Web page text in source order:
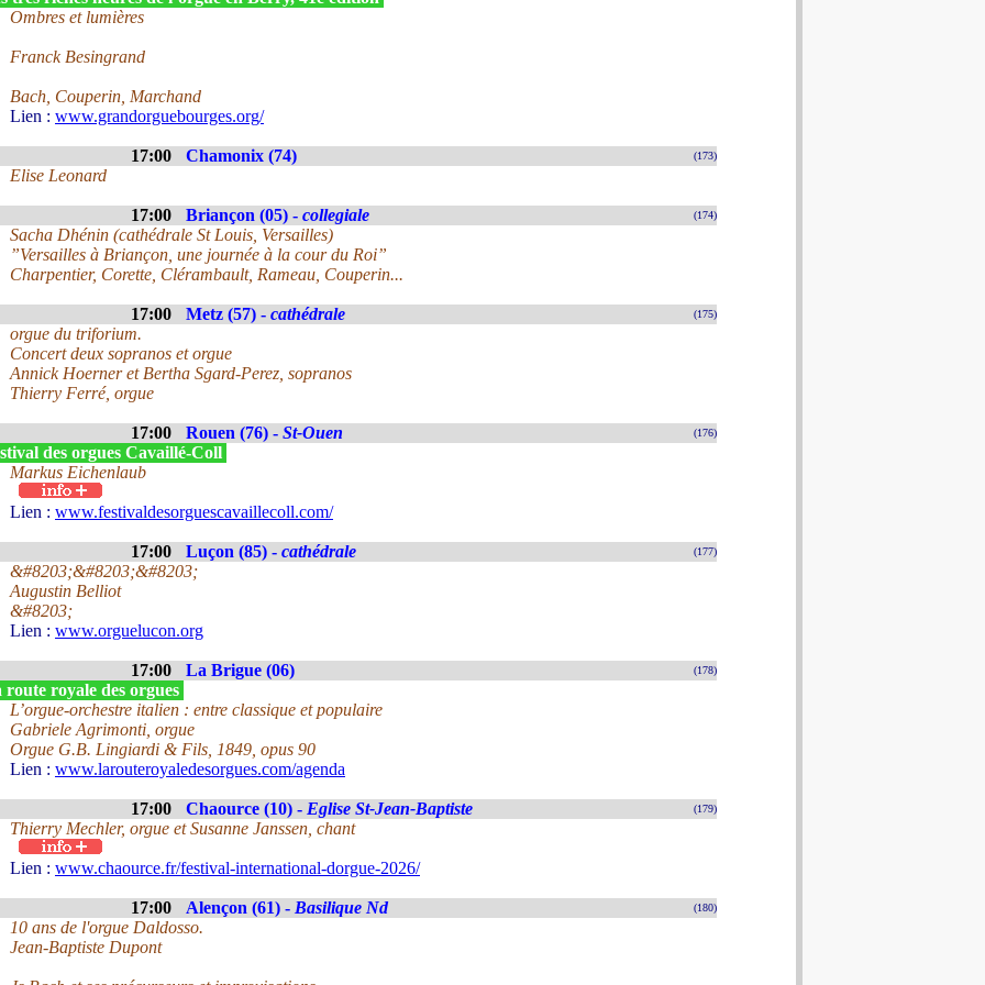
Ombres et lumières
Franck Besingrand
Bach, Couperin, Marchand
Lien : www.grandorguebourges.org/
17:00 Chamonix (74) (173)
Elise Leonard
17:00 Briançon (05) - collegiale (174)
Sacha Dhénin (cathédrale St Louis, Versailles)
”Versailles à Briançon, une journée à la cour du Roi”
Charpentier, Corette, Clérambault, Rameau, Couperin...
17:00 Metz (57) - cathédrale (175)
orgue du triforium.
Concert deux sopranos et orgue
Annick Hoerner et Bertha Sgard-Perez, sopranos
Thierry Ferré, orgue
17:00 Rouen (76) - St-Ouen (176)
des orgues Cavaillé-Coll
Markus Eichenlaub
Lien : www.festivaldesorguescavaillecoll.com/
17:00 Luçon (85) - cathédrale (177)
&#8203;&#8203;&#8203;
Augustin Belliot
&#8203;
Lien : www.orguelucon.org
17:00 La Brigue (06) (178)
royale des orgues
L’orgue-orchestre italien : entre classique et populaire
Gabriele Agrimonti, orgue
Orgue G.B. Lingiardi & Fils, 1849, opus 90
Lien : www.larouteroyaledesorgues.com/agenda
17:00 Chaource (10) - Eglise St-Jean-Baptiste (179)
Thierry Mechler, orgue et Susanne Janssen, chant
Lien : www.chaource.fr/festival-international-dorgue-2026/
17:00 Alençon (61) - Basilique Nd (180)
10 ans de l'orgue Daldosso.
Jean-Baptiste Dupont